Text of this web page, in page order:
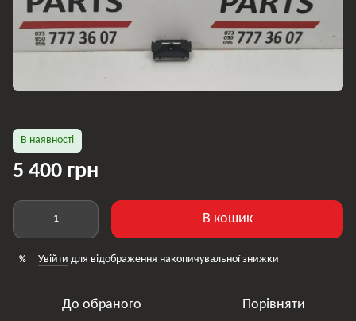
В наявності
5 400 грн
В кошик
% Увійти для відображення накопичувальної знижки
До обраного Порівняти